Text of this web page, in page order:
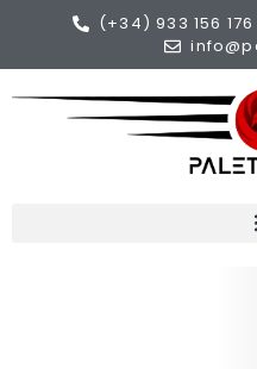
(+34) 933 156 176